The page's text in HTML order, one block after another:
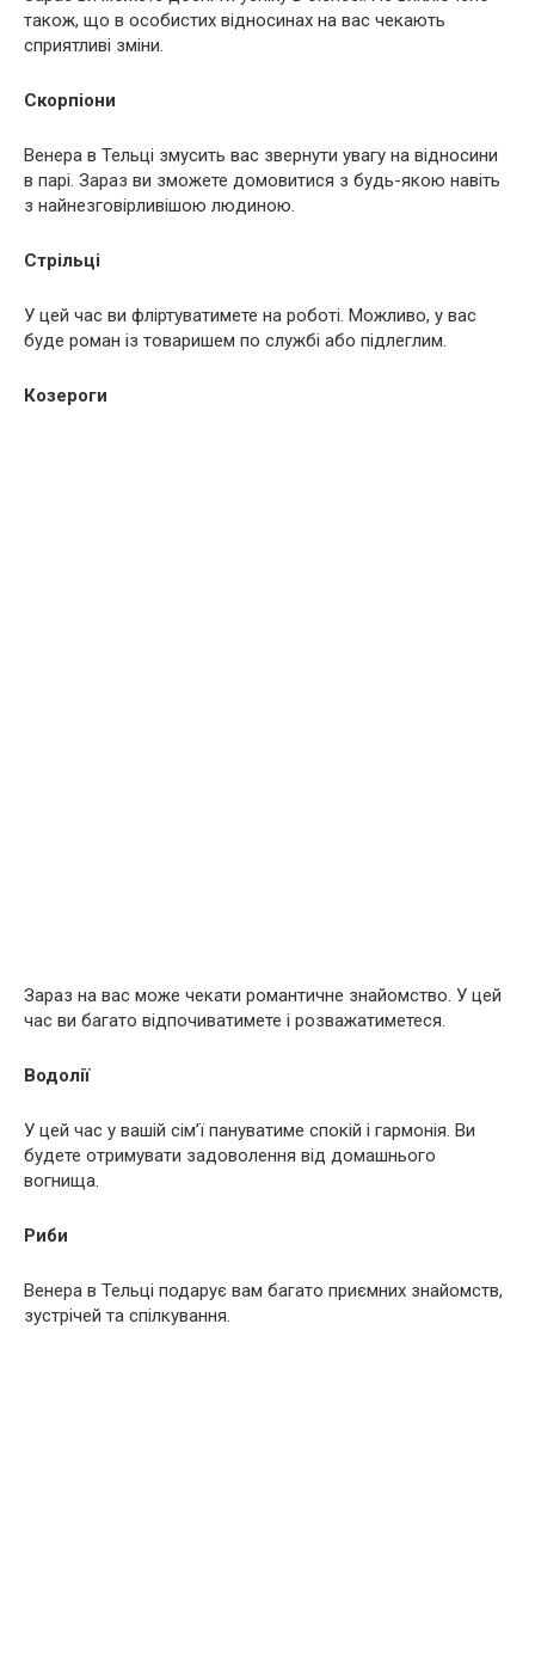
також, що в особистих відносинах на вас чекають
сприятливі зміни.
Скорпіони
Венера в Тельці змусить вас звернути увагу на відносини
в парі. Зараз ви зможете домовитися з будь-якою навіть
з найнезговірливішою людиною.
Стрільці
У цей час ви фліртуватимете на роботі. Можливо, у вас
буде роман із товаришем по службі або підлеглим.
Козероги
Зараз на вас може чекати романтичне знайомство. У цей
час ви багато відпочиватимете і розважатиметеся.
Водолії
У цей час у вашій сім’ї пануватиме спокій і гармонія. Ви
будете отримувати задоволення від домашнього
вогнища.
Риби
Венера в Тельці подарує вам багато приємних знайомств,
зустрічей та спілкування.